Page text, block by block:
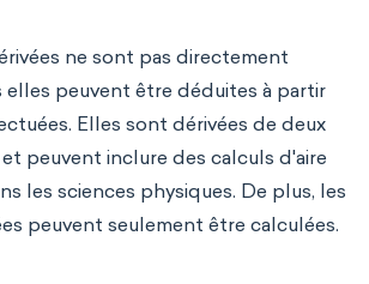
ne sont pas directement
elles peuvent être déduites à partir
Elles sont dérivées de deux
peuvent inclure des calculs d'aire
les sciences physiques. De plus, les
peuvent seulement être calculées.